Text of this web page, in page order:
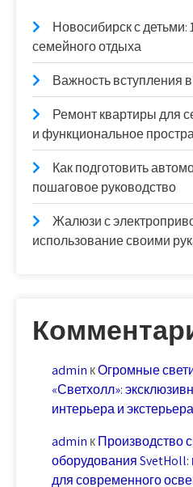
Новосибирск с детьми:
семейного отдыха
Важность вступления
Ремонт квартиры для
и функциональное
Как подготовить
пошаговое руководство
Жалюзи с
использование своими
admin кОгромные
«Светхолл»:
интерьера и экстерьера
admin кПроизводство
оборудования
для современного